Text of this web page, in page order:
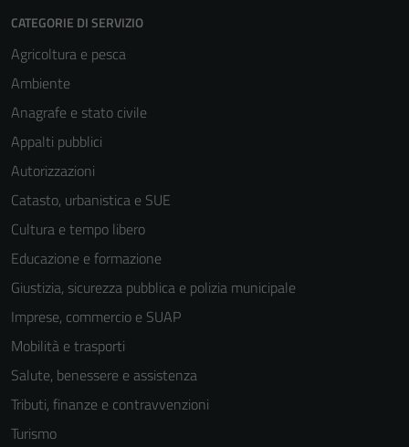
CATEGORIE DI SERVIZIO
Agricoltura e pesca
Ambiente
Anagrafe e stato civile
Appalti pubblici
Autorizzazioni
Catasto, urbanistica e SUE
Cultura e tempo libero
Educazione e formazione
Giustizia, sicurezza pubblica e polizia municipale
Imprese, commercio e SUAP
Mobilità e trasporti
Salute, benessere e assistenza
Tributi, finanze e contravvenzioni
Turismo
del sito e non